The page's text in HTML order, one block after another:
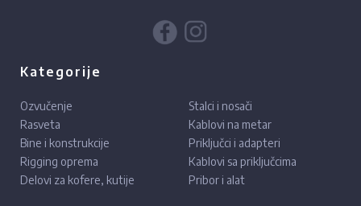
Kategorije
Ozvučenje
Rasveta
Bine i konstrukcije
Rigging oprema
Delovi za kofere, kutije
Stalci i nosači
Kablovi na metar
Priključci i adapteri
Kablovi sa priključcima
Pribor i alat